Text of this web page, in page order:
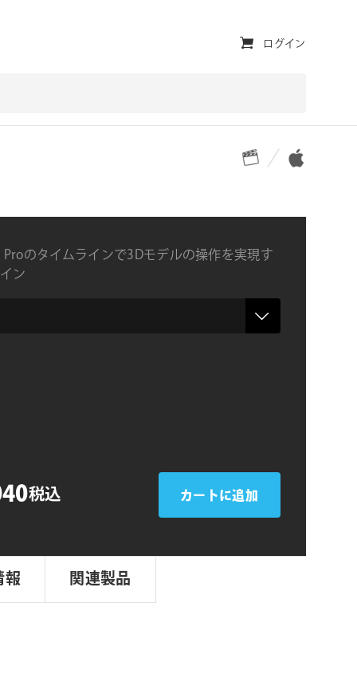
ユ
ィ
リ
ィ・
ナ
ゲ
ー
ログイン
対応プラットフォーム 対応OS
のタイムラインで3Dモデルの操作を実現す
ン
税込 カートに追加
報 関連製品